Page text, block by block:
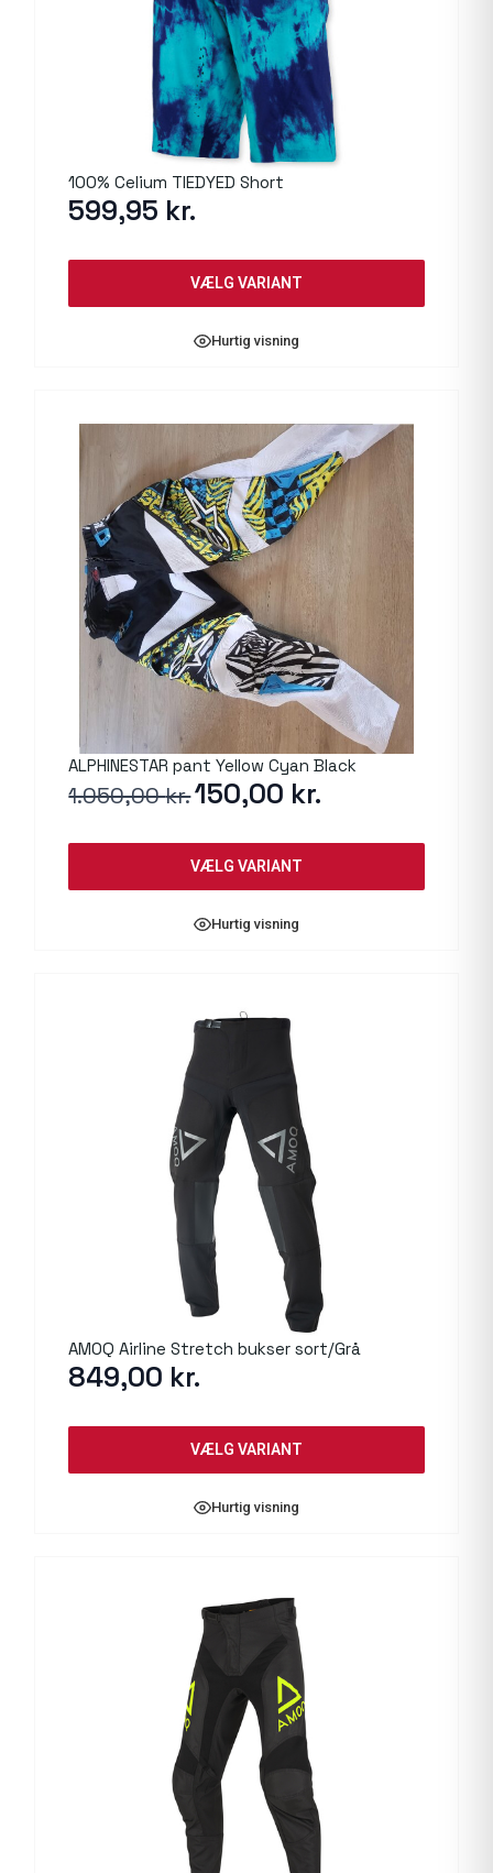
100% Celium TIEDYED Short
599,95 kr.
VÆLG VARIANT
Hurtig visning
ALPHINESTAR pant Yellow Cyan Black
1.050,00kr.Den
oprindelige
var:
150,00 kr.
VÆLG VARIANT
Hurtig visning
AMOQ Airline Stretch bukser sort/Grå
849,00 kr.
VÆLG VARIANT
Hurtig visning